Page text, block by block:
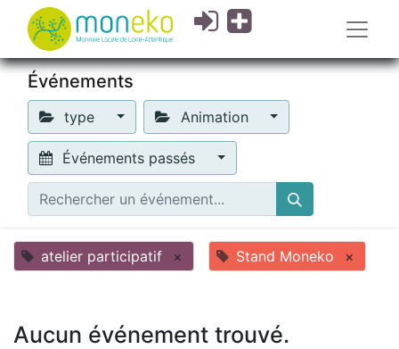
Événements
type Animation
Événements passés
atelier participatif × Stand Moneko ×
Aucun événement trouvé.